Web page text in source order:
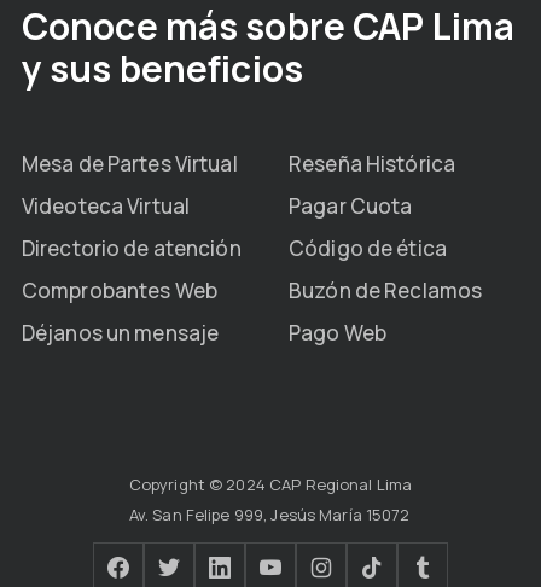
Conoce más sobre CAP Lima
y sus beneficios
Mesa de Partes Virtual
Reseña Histórica
Videoteca Virtual
Pagar Cuota
Directorio de atención
Código de ética
Comprobantes Web
Buzón de Reclamos
Déjanos un mensaje
Pago Web
Copyright © 2024 CAP Regional Lima
Av. San Felipe 999, Jesús María 15072